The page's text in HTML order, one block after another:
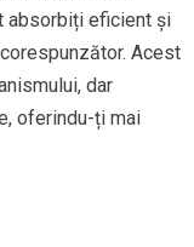
absorbiți eficient și
Acest
dar
oferindu-ți mai